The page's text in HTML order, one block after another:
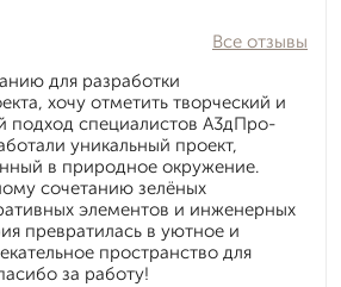
Все отзывы
для разработки
хочу отметить творческий и
подход специалистов А3дПро-
уникальный проект,
в природное окружение.
сочетанию зелёных
элементов и инженерных
превратилась в уютное и
пространство для
за работу!